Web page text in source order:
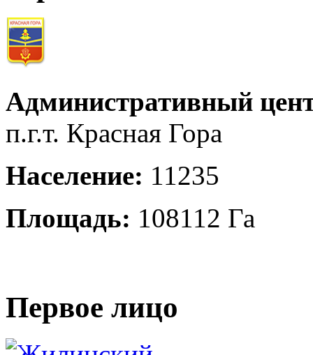
Административный
п.г.т. Красная Гора
Население: 11235
Площадь: 108112 Га
Первое лицо